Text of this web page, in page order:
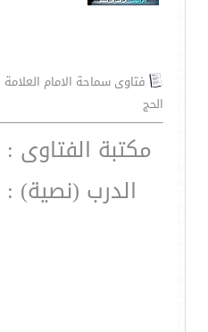
فتاوى سماحة الامام
الحج
مكتبة الفتاوى
الدرب (نصية)